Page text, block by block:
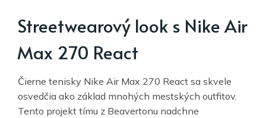
Streetwearový look s Nike Air
Max 270 React
Čierne tenisky Nike Air Max 270 React sa skvele
osvedčia ako základ mnohých mestských outfitov.
Tento projekt tímu z Beavertonu nadchne